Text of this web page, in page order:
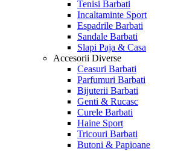
Tenisi Barbati
Incaltaminte Sport
Espadrile Barbati
Sandale Barbati
Slapi Paja & Casa
Accesorii Diverse
Ceasuri Barbati
Parfumuri Barbati
Bijuterii Barbati
Genti & Rucasc
Curele Barbati
Haine Sport
Tricouri Barbati
Butoni & Papioane